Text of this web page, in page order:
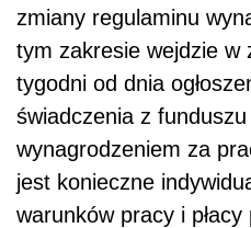
zmiany regulaminu
tym zakresie wejdzie w
tygodni od dnia
świadczenia z
wynagrodzeniem za
jest konieczne
warunków pracy i płacy